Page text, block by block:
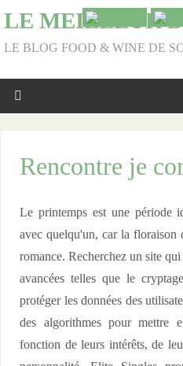
LE MEILLEUR
LE BLOG FOOD & WINE DE
Rencontre je
Le printemps est une période
avec quelqu'un, car la
romance. Recherchez un site
avancées telles que le
protéger les données des
des algorithmes pour mettre
fonction de leurs intérêts, de